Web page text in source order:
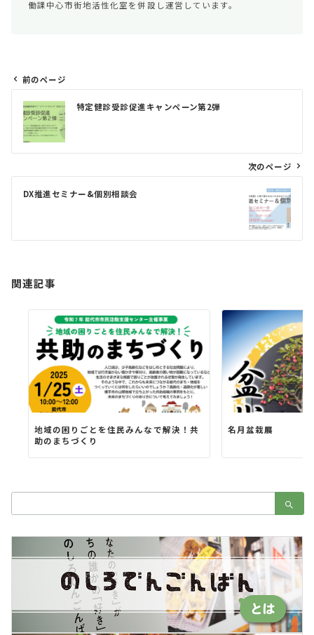
働課中心市街地活性化室を併設し運営しています。
投
稿
ナ
前のページ
特定健診受診促進キャンペーン第2弾
次のページ
DX推進セミナー&個別相談会
関連記事
地域の困りごとを住民みんなで解決！共
助のまちづくり
名月盆栽展
索：